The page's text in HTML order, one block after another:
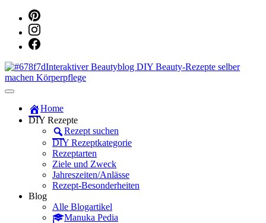
Manuka Magic – Natürlich schön:
Dein interaktiver DIY Beautyblog
Home
DIY Rezepte
Rezept suchen
DIY Rezeptkategorie
Rezeptarten
Ziele und Zweck
Jahreszeiten/Anlässe
Rezept-Besonderheiten
Blog
Alle Blogartikel
Manuka Pedia